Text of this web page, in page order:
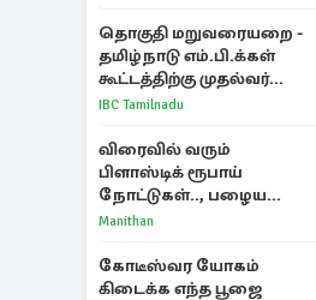
தொகுதி மறுவரையறை -
தமிழ்நாடு எம்.பி.க்கள்
கூட்டத்திற்கு முதல்வர்
விஜய் அழைப்பு
IBC Tamilnadu
விரைவில் வரும்
பிளாஸ்டிக் ரூபாய்
நோட்டுகள்.., பழைய
காகித நோட்டுகள்
Manithan
கோடீஸ்வர யோகம்
கிடைக்க எந்த பூஜை